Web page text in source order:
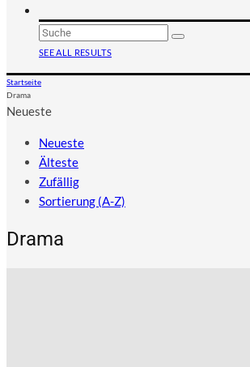
SEE ALL RESULTS
Startseite
Drama
Neueste
Neueste
Älteste
Zufällig
Sortierung (A-Z)
Drama